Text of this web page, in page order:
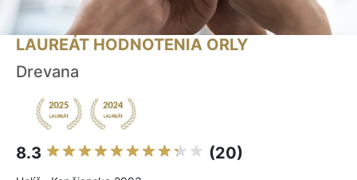
LAUREÁT HODNOTENIA ORLY
Drevana
8.3 (20)